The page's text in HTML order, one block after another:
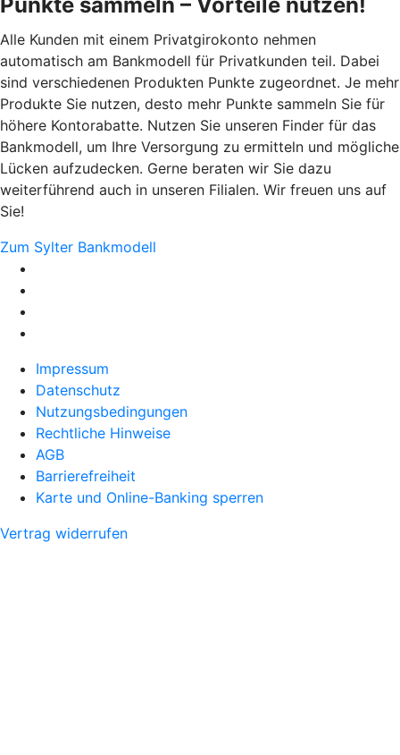
Alle Kunden mit einem Privatgirokonto nehmen
automatisch am Bankmodell für Privatkunden teil. Dabei
sind verschiedenen Produkten Punkte zugeordnet. Je mehr
Produkte Sie nutzen, desto mehr Punkte sammeln Sie für
höhere Kontorabatte. Nutzen Sie unseren Finder für das
Bankmodell, um Ihre Versorgung zu ermitteln und mögliche
Lücken aufzudecken. Gerne beraten wir Sie dazu
weiterführend auch in unseren Filialen. Wir freuen uns auf
Sie!
Zum Sylter Bankmodell
Impressum
Datenschutz
Nutzungsbedingungen
Rechtliche Hinweise
AGB
Barrierefreiheit
Karte und Online-Banking sperren
Vertrag widerrufen